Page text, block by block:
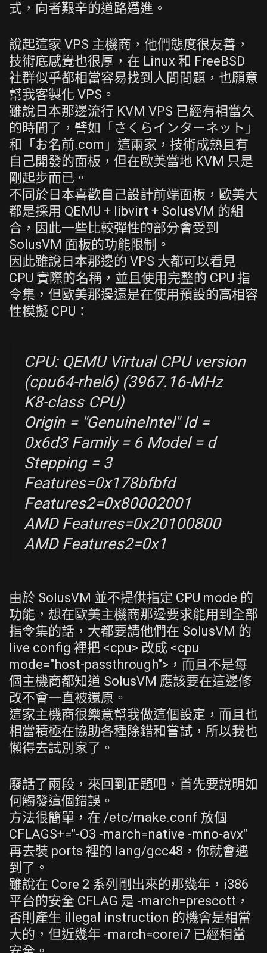
式，向者艱辛的道路邁進。
說起這家 VPS 主機商，他們態度很友善，
技術底感覺也很厚，在 Linux 和 FreeBSD
社群似乎都相當容易找到人問問題，也願意
幫我客製化 VPS。
雖說日本那邊流行 KVM VPS 已經有相當久
的時間了，譬如「さくらインターネット」
和「お名前.com」這兩家，技術成熟且有
自己開發的面板，但在歐美當地 KVM 只是
剛起步而已。
不同於日本喜歡自己設計前端面板，歐美大
都是採用 QEMU + libvirt + SolusVM 的組
合，因此一些比較彈性的部分會受到
SolusVM 面板的功能限制。
因此雖說日本那邊的 VPS 大都可以看見
CPU 實際的名稱，並且使用完整的 CPU 指
令集，但歐美那邊還是在使用預設的高相容
性模擬 CPU：
CPU: QEMU Virtual CPU version
(cpu64-rhel6) (3967.16-MHz
K8-class CPU)
Origin = "GenuineIntel" Id =
0x6d3 Family = 6 Model = d
Stepping = 3
Features=0x178bfbfd
Features2=0x80002001
AMD Features=0x20100800
AMD Features2=0x1
由於 SolusVM 並不提供指定 CPU mode 的
功能，想在歐美主機商那邊要求能用到全部
指令集的話，大都要請他們在 SolusVM 的
live config 裡把 <cpu> 改成 <cpu
mode="host-passthrough">，而且不是每
個主機商都知道 SolusVM 應該要在這邊修
改不會一直被還原。
這家主機商很樂意幫我做這個設定，而且也
相當積極在協助各種除錯和嘗試，所以我也
懶得去試別家了。
廢話了兩段，來回到正題吧，首先要說明如
何觸發這個錯誤。
方法很簡單，在 /etc/make.conf 放個
CFLAGS+="-O3 -march=native -mno-avx"
再去裝 ports 裡的 lang/gcc48，你就會遇
到了。
雖說在 Core 2 系列剛出來的那幾年，i386
平台的安全 CFLAG 是 -march=prescott，
否則產生 illegal instruction 的機會是相當
大的，但近幾年 -march=corei7 已經相當